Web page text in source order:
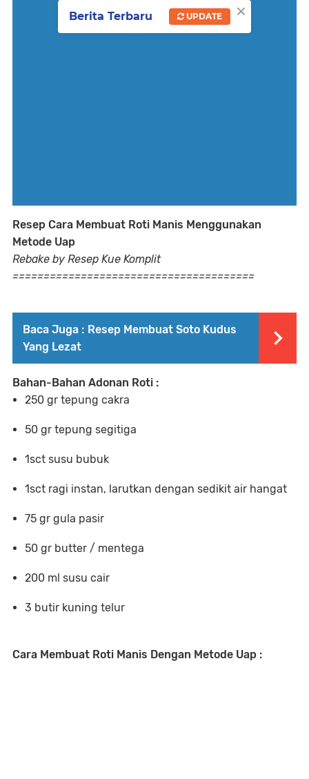
Resep Cara Membuat Roti Manis Menggunakan
Metode Uap
Rebake by Resep Kue Komplit
=======================================
Baca Juga : Resep Membuat Soto Kudus
Yang Lezat
Bahan-Bahan Adonan Roti :
250 gr tepung cakra
50 gr tepung segitiga
1sct susu bubuk
1sct ragi instan, larutkan dengan sedikit air hangat
75 gr gula pasir
50 gr butter / mentega
200 ml susu cair
3 butir kuning telur
Cara Membuat Roti Manis Dengan Metode Uap :
×
Berita Terbaru UPDATE